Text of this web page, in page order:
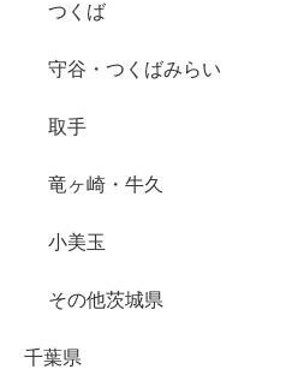
つくば
守谷・つくばみらい
取手
竜ヶ崎・牛久
小美玉
その他茨城県
千葉県